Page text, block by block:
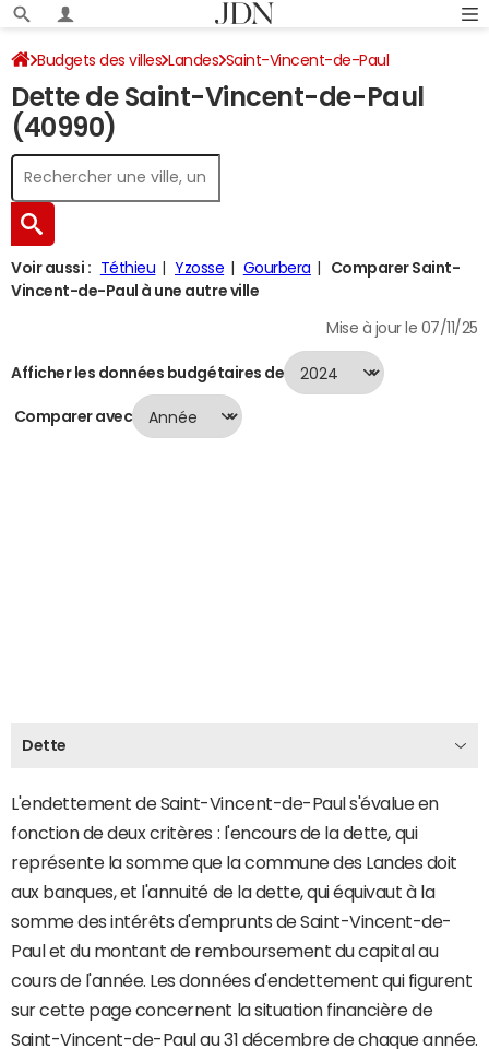
Budgets des villes Landes Saint-Vincent-de-Paul
Dette au 31/12/2024
Dette de Saint-Vincent-de-Paul
(40990)
Voir aussi : Téthieu Yzosse Gourbera
Comparer Saint-
Vincent-de-Paul à une autre ville
Mise à jour le 07/11/25
Afficher les données budgétaires de
Comparer avec
Dette
L'endettement de Saint-Vincent-de-Paul s'évalue en
fonction de deux critères : l'encours de la dette, qui
représente la somme que la commune des Landes doit
aux banques, et l'annuité de la dette, qui équivaut à la
somme des intérêts d'emprunts de Saint-Vincent-de-
Paul et du montant de remboursement du capital au
cours de l'année. Les données d'endettement qui figurent
sur cette page concernent la situation financière de
Saint-Vincent-de-Paul au 31 décembre de chaque année.